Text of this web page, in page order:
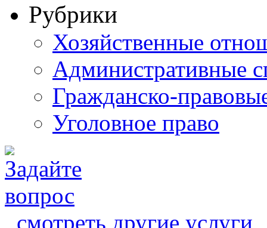
Рубрики
Хозяйственные
Административные
Гражданско-
Уголовное право
смотреть другие услуги